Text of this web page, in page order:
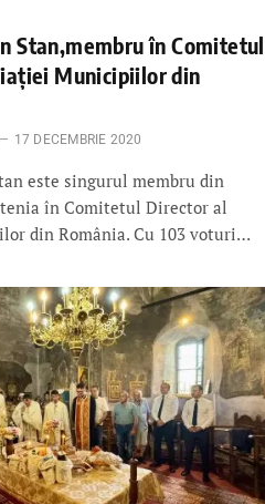
Stan,membru în Comitetul
Municipiilor din
17 DECEMBRIE 2020
este singurul membru din
în Comitetul Director al
din România. Cu 103 voturi…